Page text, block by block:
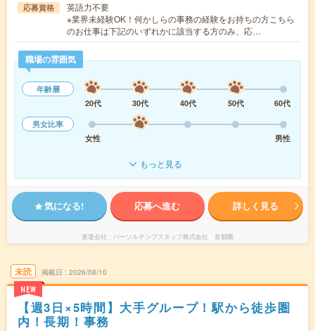
応募資格
英語力不要
※業界未経験OK！何かしらの事務の経験をお持ちの方こちら
のお仕事は下記のいずれかに該当する方のみ、応…
職場の雰囲気
年齢層
20代
30代 40代 50代
60代
男女比率
女性
男性
もっと見る
気になる! 応募へ進む 詳しく見る
派遣会社 パーソルテンプスタッフ株式会社 首都圏
未読
NEW
掲載日 2026/08/10
【週3日×5時間】大手グループ！駅から徒歩圏
内！長期！事務